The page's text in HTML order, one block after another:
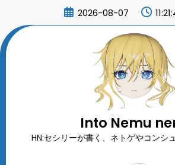
ン
ツ
2026-08-07
Into Nemu
HN:セシリーが書く、ネトゲやコンシ